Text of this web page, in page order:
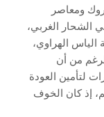
ومعاصر
الشحار الغربي،
الهراوي،
من أن
لتأمين العودة
إذ كان الخوف